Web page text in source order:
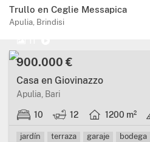
Trullo en Ceglie Messapica
Apulia, Brindisi
900.000 €
Casa en Giovinazzo
Apulia, Bari
10 12 1200 m²
jardín terraza garaje bodega